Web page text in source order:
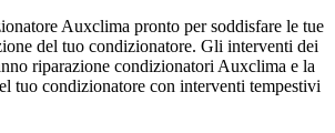
Auxclima pronto per soddisfare le tue
del tuo condizionatore. Gli interventi dei
riparazione condizionatori Auxclima e la
tuo condizionatore con interventi tempestivi